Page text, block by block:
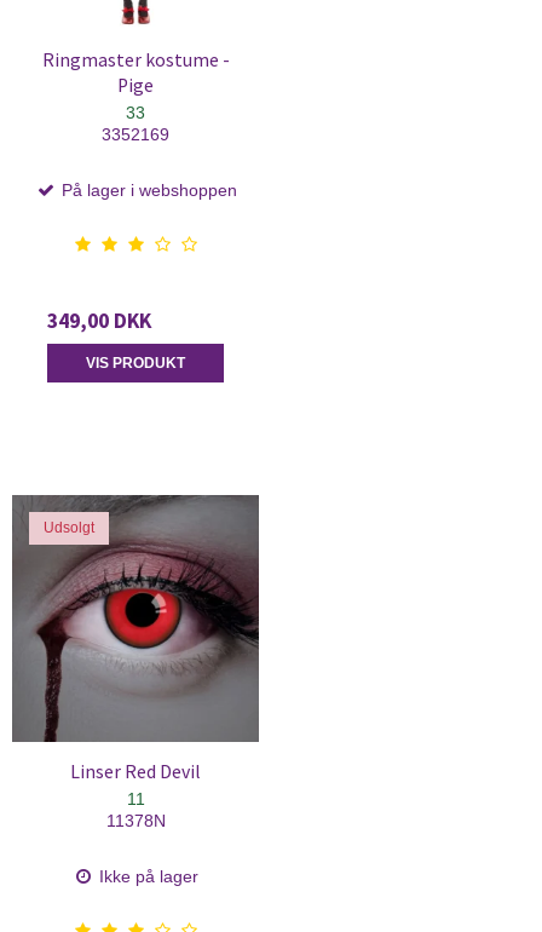
Ringmaster kostume -
Pige
33
3352169
På lager i webshoppen
349,00 DKK
VIS PRODUKT
Udsolgt
Linser Red Devil
11
11378N
Ikke på lager